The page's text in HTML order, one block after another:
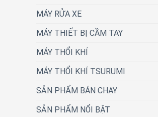
MÁY RỬA XE
MÁY THIẾT BỊ CẦM TAY
MÁY THỔI KHÍ
MÁY THỔI KHÍ TSURUMI
SẢN PHẨM BÁN CHẠY
SẢN PHẨM NỔI BẬT